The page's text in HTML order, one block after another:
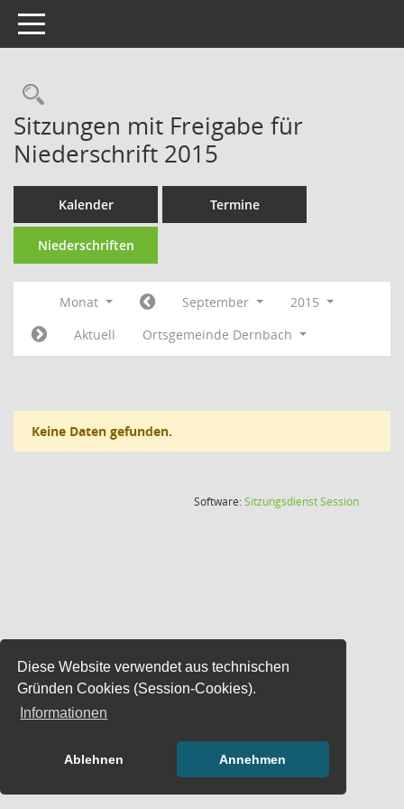
Diese Website verwendet aus technischen
Gründen Cookies (Session-Cookies).
Informationen
Ablehnen Annehmen
Toggle navigation
Rechercheauswahl
Sitzungen mit Freigabe für
Niederschrift 2015
Kalender Termine
Niederschriften
Monat September
2015
Aktuell
Ortsgemeinde Dernbach
Keine Daten gefunden.
Software:SitzungsdienstSession(Wird in